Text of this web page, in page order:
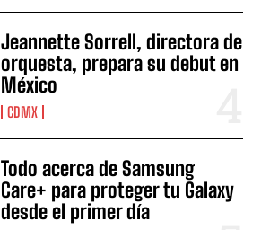
Jeannette Sorrell, directora de
orquesta, prepara su debut en
México
CDMX
Todo acerca de Samsung
Care+ para proteger tu Galaxy
desde el primer día